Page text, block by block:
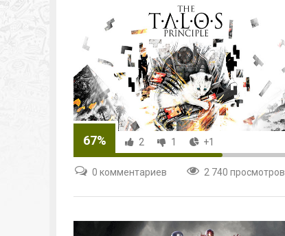
67% 2 1 +1
0 комментариев 2 740 просмотров